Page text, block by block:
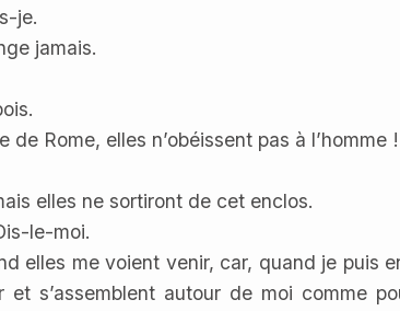
je.
jamais.
Rome, elles n’obéissent pas à
elles ne sortiront de cet enclos.
le-moi.
elles me voient venir, car, quand je puis
et s’assemblent autour de moi comme